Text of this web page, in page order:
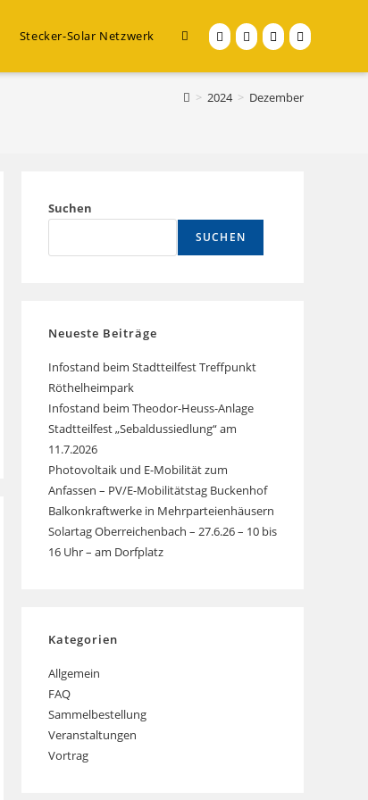
Stecker-Solar Netzwerk Website-
Suche
> 2024 > Dezember
Suchen
SUCHEN
Neueste Beiträge
Infostand beim Stadtteilfest Treffpunkt
Röthelheimpark
Infostand beim Theodor-Heuss-Anlage
Stadtteilfest „Sebaldussiedlung“ am
11.7.2026
Photovoltaik und E-Mobilität zum
Anfassen – PV/E-Mobilitätstag Buckenhof
Balkonkraftwerke in Mehrparteienhäusern
Solartag Oberreichenbach – 27.6.26 – 10 bis
16 Uhr – am Dorfplatz
Kategorien
Allgemein
FAQ
Sammelbestellung
Veranstaltungen
Vortrag